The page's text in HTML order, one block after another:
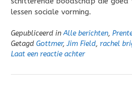
lessen sociale vorming.
Gepubliceerd inAlle berichten,
Getagd Gottmer,Jim Field, rachel
Laat een reactie achter